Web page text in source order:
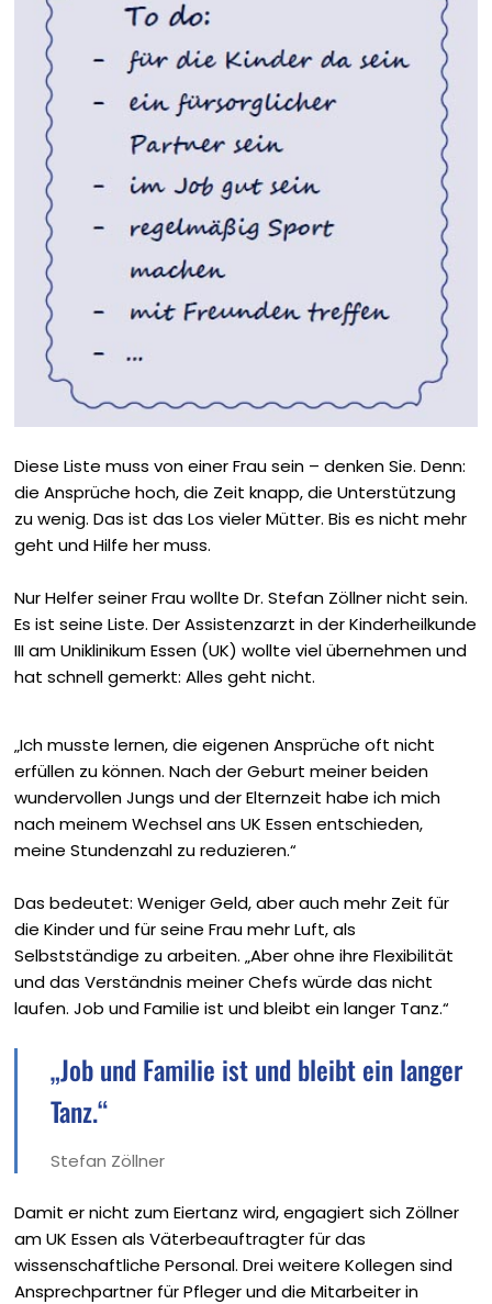
Diese Liste muss von einer Frau sein – denken Sie. Denn:
die Ansprüche hoch, die Zeit knapp, die Unterstützung
zu wenig. Das ist das Los ­vieler Mütter. Bis es nicht mehr
geht und Hilfe her muss.
Nur Helfer seiner Frau wollte Dr. Stefan Zöllner nicht sein.
Es ist seine Liste. Der Assistenzarzt in der Kinderheilkunde
III am Uniklinikum Essen (UK) wollte viel übernehmen und
hat schnell gemerkt: Alles geht nicht.
„Ich musste lernen, die eigenen Ansprüche oft nicht
erfüllen zu können. Nach der Geburt meiner beiden
wundervollen Jungs und der Elternzeit habe ich mich
nach meinem Wechsel ans UK Essen entschieden,
meine Stundenzahl zu reduzieren.“
Das bedeutet: Weniger Geld, aber auch mehr Zeit für
die Kinder und für seine Frau mehr Luft, als
Selbstständige zu arbeiten. „Aber ohne ihre Flexibilität
und das Verständnis meiner Chefs würde das nicht
laufen. Job und Familie ist und bleibt ein langer Tanz.“
„Job und Familie ist und bleibt ein langer
Tanz.“
Stefan Zöllner
Damit er nicht zum Eiertanz wird, engagiert sich Zöllner
am UK Essen als Väterbeauftragter für das
wissenschaftliche Personal. Drei weitere Kollegen sind
Ansprechpartner für Pfleger und die Mitarbeiter in